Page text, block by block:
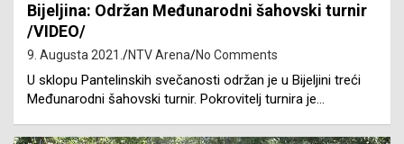
Bijeljina: Održan Međunarodni šahovski turnir
/VIDEO/
9. Augusta 2021. NTV Arena No Comments
U sklopu Pantelinskih svečanosti održan je u Bijeljini treći
Međunarodni šahovski turnir. Pokrovitelj turnira je…